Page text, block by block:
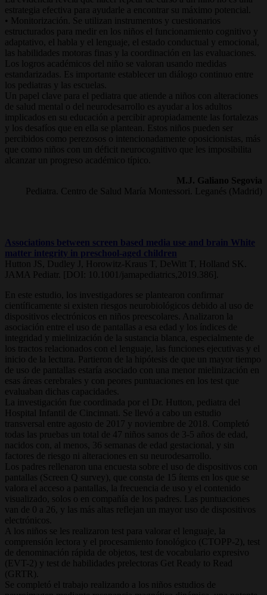
estrategia efectiva para ayudarle a encontrar su máximo potencial.
• Monitorización. Se utilizan instrumentos y cuestionarios
estructurados para medir en los niños el funcionamiento cognitivo y
adaptativo, el habla y el lenguaje, el estado conductual y emocional,
las habilidades motoras finas y la coordinación en las evaluaciones.
Los logros académicos del niño se valoran usando medidas
estandarizadas. Es importante establecer un diálogo continuo entre
los pediatras y las escuelas.
Un papel clave para el pediatra que atiende a niños con alteraciones
de salud mental o del neurodesarrollo es ayudar a los adultos
implicados en su educación a percibir apropiadamente las fortalezas
y los desafíos que en ella se plantean. Estos niños pueden ser
percibidos como perezosos o intencionadamente oposicionistas, más
que como niños con un déficit neurocognitivo que les imposibilita
alcanzar un progreso académico típico.
M.J. Galiano Segovia
Pediatra. Centro de Salud María Montessori. Leganés (Madrid)
Associations between screen based media use and brain White
matter integrity in preschool-aged children
Hutton JS, Dudley J, Horowitz-Kraus T, DeWitt T, Holland SK.
JAMA Pediatr. [DOI: 10.1001/jamapediatrics,2019.386].
En este estudio, los investigadores se plantearon confirmar
científicamente si existen riesgos neurobiológicos debido al uso de
dispositivos electrónicos en niños preescolares. Analizaron la
asociación entre el uso de pantallas a esa edad y los índices de
integridad y mielinización de la sustancia blanca, especialmente de
los tractos relacionados con el lenguaje, las funciones ejecutivas y el
inicio de la lectura. Partieron de la hipótesis de que un mayor tiempo
de uso de pantallas estaría asociado con una menor mielinización en
esas áreas cerebrales y con peores puntuaciones en los test que
evaluaban dichas capacidades.
La investigación fue coordinada por el Dr. Hutton, pediatra del
Hospital Infantil de Cincinnati. Se llevó a cabo un estudio
transversal entre agosto de 2017 y noviembre de 2018. Completó
todas las pruebas un total de 47 niños sanos de 3-5 años de edad,
nacidos con, al menos, 36 semanas de edad gestacional, y sin
factores de riesgo ni alteraciones en su neurodesarrollo.
Los padres rellenaron una encuesta sobre el uso de dispositivos con
pantallas (Screen Q survey), que consta de 15 ítems en los que se
valora el acceso a pantallas, la frecuencia de uso y el contenido
visualizado, solos o en compañía de los padres. Las puntuaciones
van de 0 a 26, y las más altas reflejan un mayor uso de dispositivos
electrónicos.
A los niños se les realizaron test para valorar el lenguaje, la
comprensión lectora y el procesamiento fonológico (CTOPP-2), test
de denominación rápida de objetos, test de vocabulario expresivo
(EVT-2) y test de habilidades prelectoras Get Ready to Read
(GRTR).
Se completó el trabajo realizando a los niños estudios de